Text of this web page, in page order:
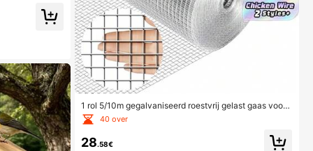
1 rol 5/10m gegalvaniseerd roestvrij gelast gaas voor
kippenhekken, zilverkleurig, flexibel, doe-het-zelf, tui
nplantensteun, kippengaas, kooischerm, dierenhek, tu
inbescherming, kippennet
40 over
28.58€